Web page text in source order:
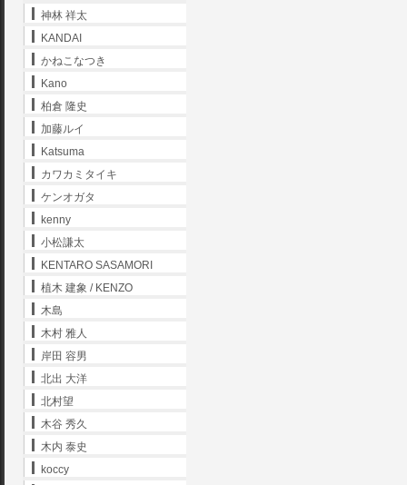
神林 祥太
KANDAI
かねこなつき
Kano
柏倉 隆史
加藤ルイ
Katsuma
カワカミタイキ
ケンオガタ
kenny
小松謙太
KENTARO SASAMORI
植木 建象 / KENZO
木島
木村 雅人
岸田 容男
北出 大洋
北村望
木谷 秀久
木内 泰史
koccy